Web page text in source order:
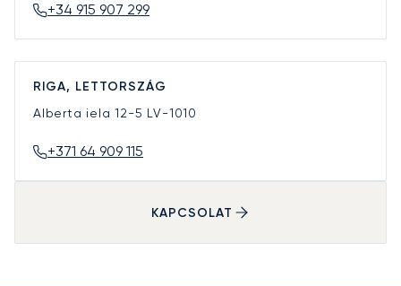
+34 915 907 299
RIGA, LETTORSZÁG
Alberta iela 12-5 LV-1010
+371 64 909 115
KAPCSOLAT